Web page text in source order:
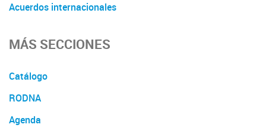
Acuerdos internacionales
MÁS SECCIONES
Catálogo
RODNA
Agenda